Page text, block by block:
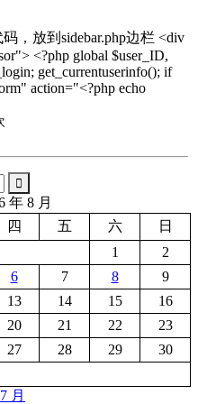
，放到sidebar.php边栏 <div
<?php global $user_ID,
get_currentuserinfo(); if
action="<?php echo
年 8 月
四 五 六
日
1
2
6 7 8
9
13 14 15
16
20 21 22
23
27 28 29
30
月